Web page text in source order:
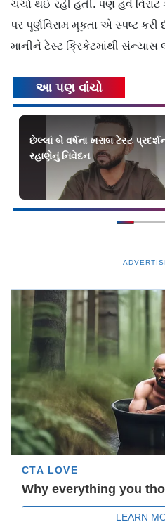
ચર્ચા થઈ રહી હતી. પણ હવે
પર પૂર્ણવિરામ મૂકતા એ સ્પષ્ટ
માનીને ટેસ્ટ ક્રિકેટમાંથી સંન્યાસ
આ પણ વાંચો
છેલ્લાં બે વર્ષના ખરાબ ટેસ્ટ
રહાણેનું નિવેદન